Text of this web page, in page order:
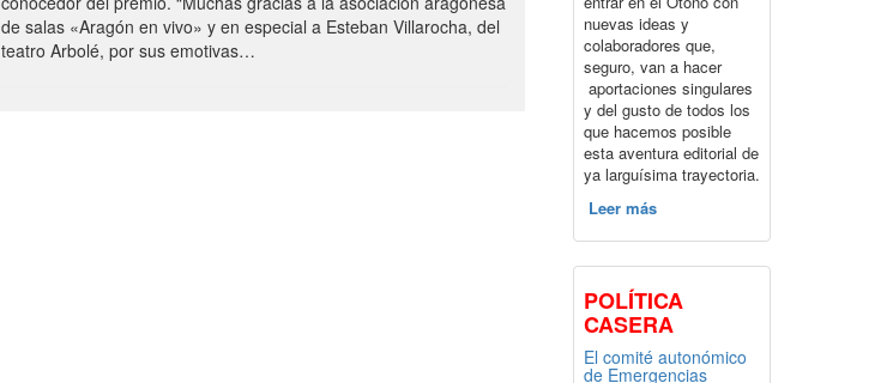
de salas «Aragón en vivo» y en especial a Esteban Villarocha, del
teatro Arbolé, por sus emotivas…
nuevas ideas y
colaboradores que,
seguro, van a hacer
aportaciones singulares
y del gusto de todos los
que hacemos posible
esta aventura editorial de
ya larguísima trayectoria.
Leer más
POLÍTICA
CASERA
El comité autonómico
de Emergencias